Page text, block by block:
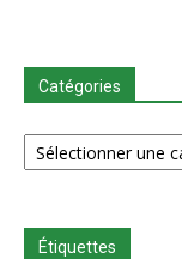
Catégories
Catégories
Étiquettes